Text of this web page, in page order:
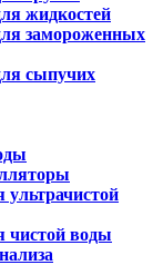
жидкостей
замороженных
сыпучих
чистой воды